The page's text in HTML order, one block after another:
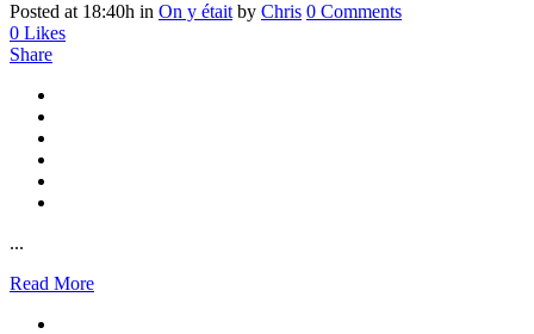
Posted at 18:40h in On y était by Chris 0 Comments
0 Likes
Share
...
Read More